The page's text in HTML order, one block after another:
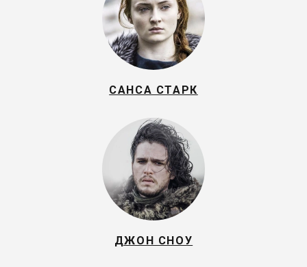
САНСА СТАРК
ДЖОН СНОУ